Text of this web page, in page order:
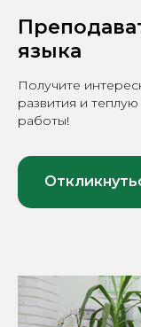
языка
Получите
развития и
работы!